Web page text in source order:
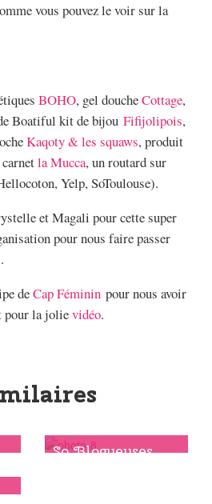
vous pouvez le voir sur la
BOHO, gel doucheCottage,
Boatiful kit de bijou Fifijolipois,
Kaqoty & les squaws, produit
la Mucca, un routard sur
Yelp, SoToulouse).
et Magali pour cette super
pour nous faire passer
deCap Féminin pour nous avoir
pour la jolievidéo.
So Blogueuses